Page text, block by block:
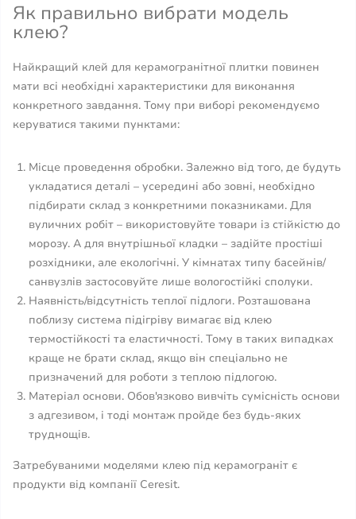
Як правильно вибрати модель
клею?
Найкращий клей для керамогранітної плитки повинен
мати всі необхідні характеристики для виконання
конкретного завдання. Тому при виборі рекомендуємо
керуватися такими пунктами:
Місце проведення обробки. Залежно від того, де будуть
укладатися деталі – усередині або зовні, необхідно
підбирати склад з конкретними показниками. Для
вуличних робіт – використовуйте товари із стійкістю до
морозу. А для внутрішньої кладки – задійте простіші
розхідники, але екологічні. У кімнатах типу басейнів/
санвузлів застосовуйте лише вологостійкі сполуки.
Наявність/відсутність теплої підлоги. Розташована
поблизу система підігріву вимагає від клею
термостійкості та еластичності. Тому в таких випадках
краще не брати склад, якщо він спеціально не
призначений для роботи з теплою підлогою.
Матеріал основи. Обов'язково вивчіть сумісність основи
з адгезивом, і тоді монтаж пройде без будь-яких
труднощів.
Затребуваними моделями клею під керамограніт є
продукти від компанії Ceresit.